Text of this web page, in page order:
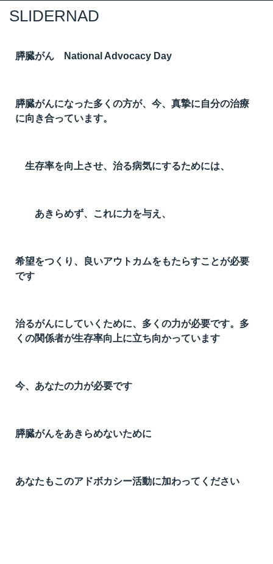
SLIDERNAD
膵臓がん National Advocacy Day
膵臓がんになった多くの方が、今、真摯に自分の治療
に向き合っています。
生存率を向上させ、治る病気にするためには、
あきらめず、これに力を与え、
希望をつくり、良いアウトカムをもたらすことが必要
です
治るがんにしていくために、多くの力が必要です。多
くの関係者が生存率向上に立ち向かっています
今、あなたの力が必要です
膵臓がんをあきらめないために
あなたもこのアドボカシー活動に加わってください